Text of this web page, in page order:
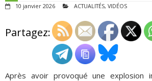
VIDÉOS
QUI SOMMES-NOUS ?
ADHÉSIONS, DONS, CONTACT
10 janvier 2026 ACTUALITÉS, VIDÉOS
Partagez:
Après avoir provoqué une explosion